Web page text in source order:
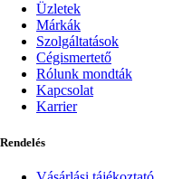
Üzletek
Márkák
Szolgáltatások
Cégismertető
Rólunk mondták
Kapcsolat
Karrier
Rendelés